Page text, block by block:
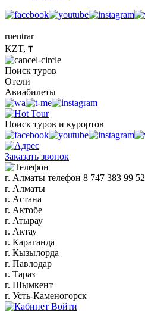
ruentrar
KZT, ₸
Поиск туров
Отели
Авиабилеты
Поиск туров и курортов
Заказать звонок
г. Алматы телефон 8 747 383 99 52
г. Алматы
г. Астана
г. Актобе
г. Атырау
г. Актау
г. Караганда
г. Кызылорда
г. Павлодар
г. Тараз
г. Шымкент
г. Усть-Каменогорск
Войти